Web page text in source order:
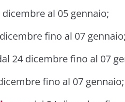
dicembre al 05 gennaio;
fino al 07 gennaio;
24 dicembre fino al 07
fino al 07 gennaio;